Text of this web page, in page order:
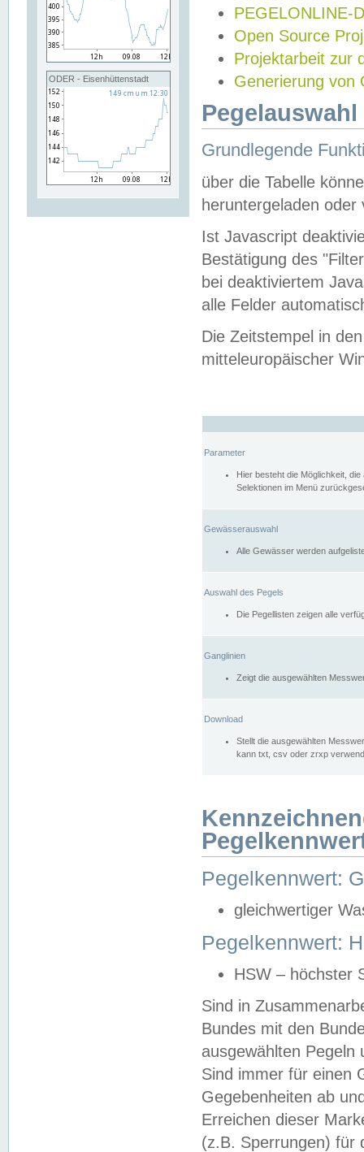
ODER - Eisenhüttenstadt
PEGELONLINE-
Open Source
Projektarbeit zur
Generierung von
Grundlegende
über die Tabelle
heruntergeladen oder
Ist Javascript
Bestätigung des
bei deaktiviertem
alle Felder
Die Zeitstempel in
mitteleuropäischer
Parameter
Hier besteht die Möglichkeit,
Selektionen im Menü
Gewässerauswahl
Alle Gewässer werden
Auswahl des Pegels
Die Pegellisten zeigen alle
Ganglinien
Zeigt die ausgewählten
Download
Stellt die ausgewählten
kann txt, csv oder zrxp
Pegelkennwert:
gleichwertiger
Pegelkennwert:
HSW – höchster
Sind in
Bundes mit den
ausgewählten
Sind immer für einen
Gegebenheiten ab
Erreichen dieser
(z.B. Sperrungen) für